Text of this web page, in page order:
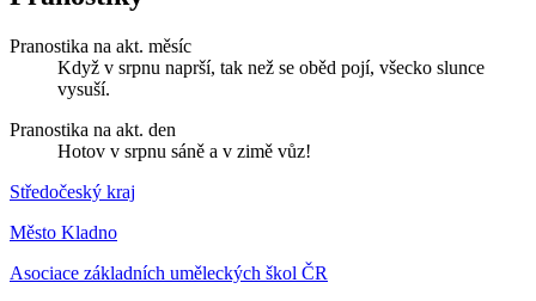
Pranostika na akt. měsíc
Když v srpnu naprší, tak než se oběd pojí, všecko slunce
vysuší.
Pranostika na akt. den
Hotov v srpnu sáně a v zimě vůz!
Středočeský kraj
Město Kladno
Asociace základních uměleckých škol ČR